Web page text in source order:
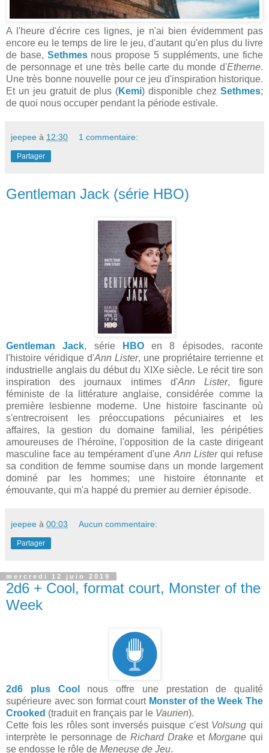
A l'heure d'écrire ces lignes, je n'ai bien évidemment pas
encore eu le temps de lire le jeu, d'autant qu'en plus du livre
de base, Sethmes nous propose 5 suppléments, une fiche
de personnage et une très belle carte du monde d'Etherne.
Une très bonne nouvelle pour ce jeu d'inspiration historique.
Et un jeu gratuit de plus (Kemi) disponible chezSethmes;
de quoi nous occuper pendant la période estivale.
jeepee à 12:30 1 commentaire:
Partager
Gentleman Jack (série HBO)
Gentleman Jack, série HBO
en 8 épisodes, raconte
l'histoire véridique d'Ann Lister, une propriétaire terrienne et
industrielle anglais du début du XIXe siècle. Le récit tire son
inspiration des journaux intimes d'Ann Lister, figure
féministe de la littérature anglaise, considérée comme la
première lesbienne moderne. Une histoire fascinante où
s'entrecroisent les préoccupations pécuniaires et les
affaires, la gestion du domaine familial, les péripéties
amoureuses de l'héroïne, l'opposition de la caste dirigeant
masculine face au tempérament d'une Ann Listerqui refuse
sa condition de femme soumise dans un monde largement
dominé par les hommes; une histoire étonnante et
émouvante, qui m'a happé du premier au dernier épisode.
jeepee à 00:03 Aucun commentaire:
Partager
mercredi 12 juin 2019
2d6 + Cool, format court, Monster of the
Week
2d6 plus Cool
nous offre une prestation de qualité
supérieure avec son format court Monster of the Week The
Crooked (traduit en français par le Vaurien).
Cette fois les rôles sont inversés puisque c'est Volsungqui
interprète le personnage de Richard Drake et Morgane qui
se endosse le rôle de Meneuse de Jeu.